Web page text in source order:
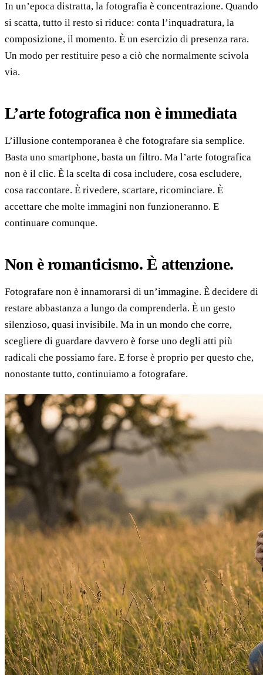
In un’epoca distratta, la fotografia è concentrazione. Quando
si scatta, tutto il resto si riduce: conta l’inquadratura, la
composizione, il momento. È un esercizio di presenza rara.
Un modo per restituire peso a ciò che normalmente scivola
via.
L’arte fotografica non è immediata
L’illusione contemporanea è che fotografare sia semplice.
Basta uno smartphone, basta un filtro. Ma l’arte fotografica
non è il clic. È la scelta di cosa includere, cosa escludere,
cosa raccontare. È rivedere, scartare, ricominciare. È
accettare che molte immagini non funzioneranno. E
continuare comunque.
Non è romanticismo. È attenzione.
Fotografare non è innamorarsi di un’immagine. È decidere di
restare abbastanza a lungo da comprenderla. È un gesto
silenzioso, quasi invisibile. Ma in un mondo che corre,
scegliere di guardare davvero è forse uno degli atti più
radicali che possiamo fare. E forse è proprio per questo che,
nonostante tutto, continuiamo a fotografare.